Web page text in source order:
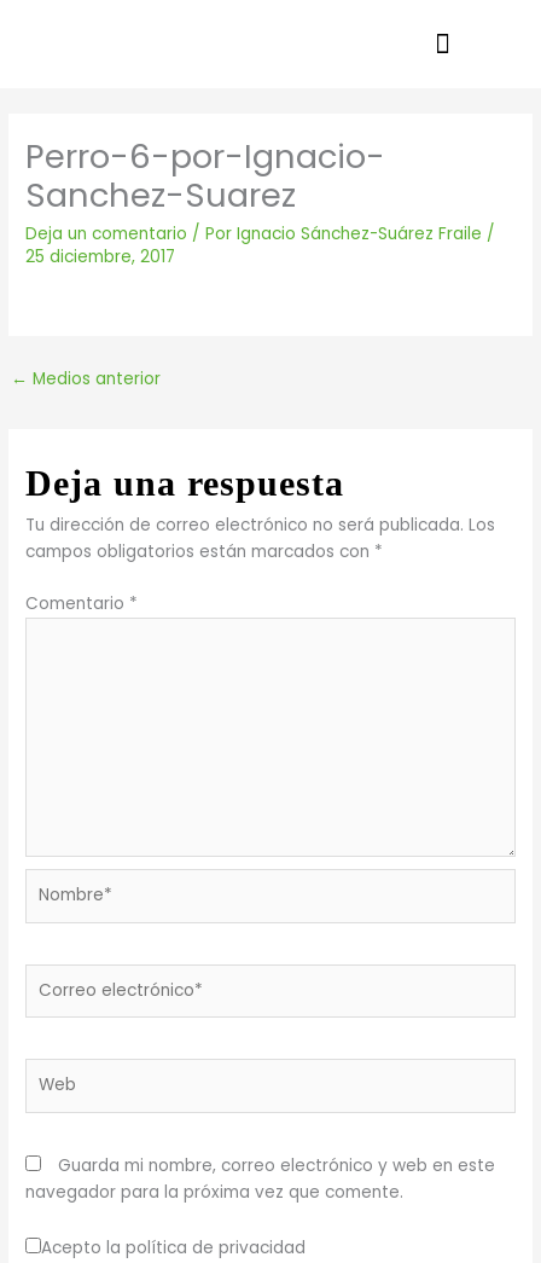
Perro-6-por-Ignacio-
Sanchez-Suarez
Deja un comentario / PorIgnacio Sánchez-Suárez Fraile /
25 diciembre, 2017
← Medios anterior
Deja una respuesta
Tu dirección de correo electrónico no será publicada. Los
campos obligatorios están marcados con *
Comentario *
electrónico*
Guarda mi nombre, correo electrónico y web en este
navegador para la próxima vez que comente.
Acepto la política de privacidad